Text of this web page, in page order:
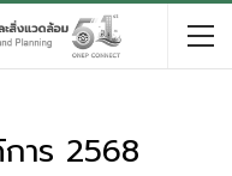
าร 2568